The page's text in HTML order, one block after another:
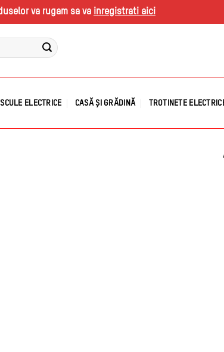
va rugam sa va inregistrati aici
SCULE ELECTRICE CASĂ ȘI GRĂDINĂ TROTINETE